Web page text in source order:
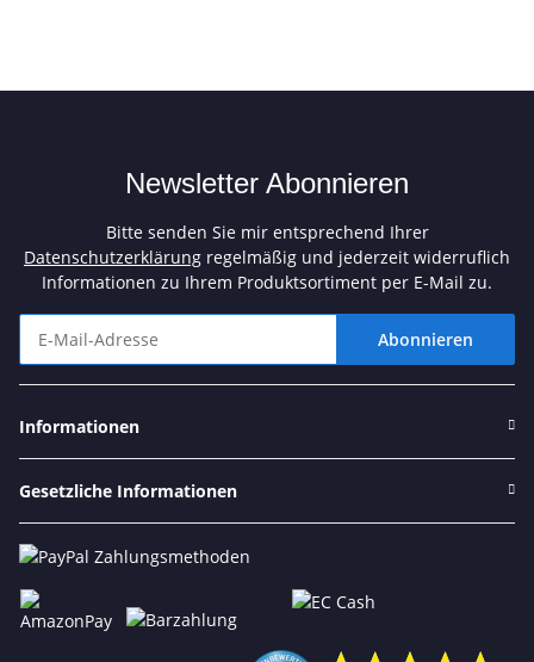
Newsletter Abonnieren
Bitte senden Sie mir entsprechend Ihrer
Datenschutzerklärung regelmäßig und jederzeit widerruflich
Informationen zu Ihrem Produktsortiment per E-Mail zu.
Abonnieren
Informationen
Gesetzliche Informationen